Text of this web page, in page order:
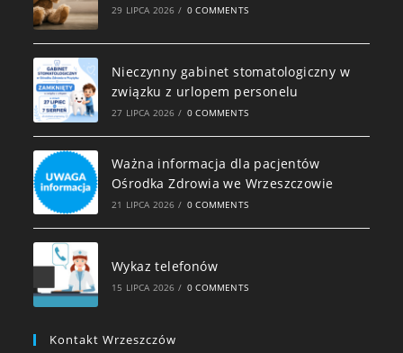
29 LIPCA 2026 / 0 COMMENTS
Nieczynny gabinet stomatologiczny w
związku z urlopem personelu
27 LIPCA 2026 / 0 COMMENTS
Ważna informacja dla pacjentów
Ośrodka Zdrowia we Wrzeszczowie
21 LIPCA 2026 / 0 COMMENTS
Wykaz telefonów
15 LIPCA 2026 / 0 COMMENTS
Kontakt Wrzeszczów